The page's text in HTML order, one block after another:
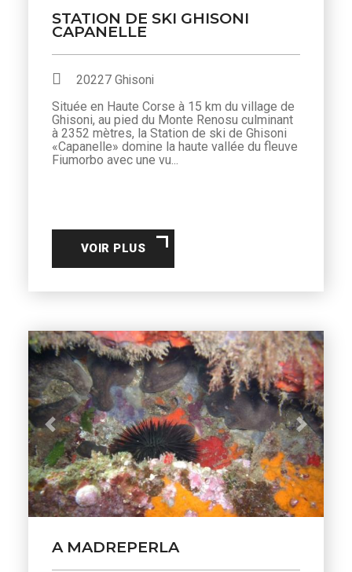
STATION DE SKI GHISONI
CAPANELLE
20227 Ghisoni
Située en Haute Corse à 15 km du village de
Ghisoni, au pied du Monte Renosu culminant
à 2352 mètres, la Station de ski de Ghisoni
«Capanelle» domine la haute vallée du fleuve
Fiumorbo avec une vu...
VOIR PLUS
Previous Next
A MADREPERLA